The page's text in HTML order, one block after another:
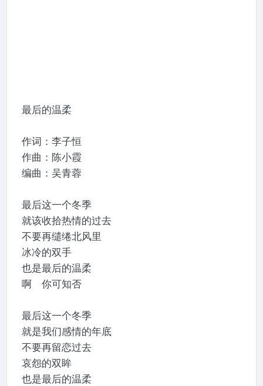
最后的温柔
作词：李子恒
作曲：陈小霞
编曲：吴青蓉
最后这一个冬季
就该收拾热情的过去
不要再缱绻北风里
冰冷的双手
也是最后的温柔
啊 你可知否
最后这一个冬季
就是我们感情的年底
不要再留恋过去
哀怨的双眸
也是最后的温柔